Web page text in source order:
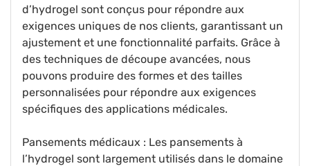
d’hydrogel sont conçus pour répondre aux
exigences uniques de nos clients, garantissant un
ajustement et une fonctionnalité parfaits. Grâce à
des techniques de découpe avancées, nous
pouvons produire des formes et des tailles
personnalisées pour répondre aux exigences
spécifiques des applications médicales.
Pansements médicaux : Les pansements à
l’hydrogel sont largement utilisés dans le domaine